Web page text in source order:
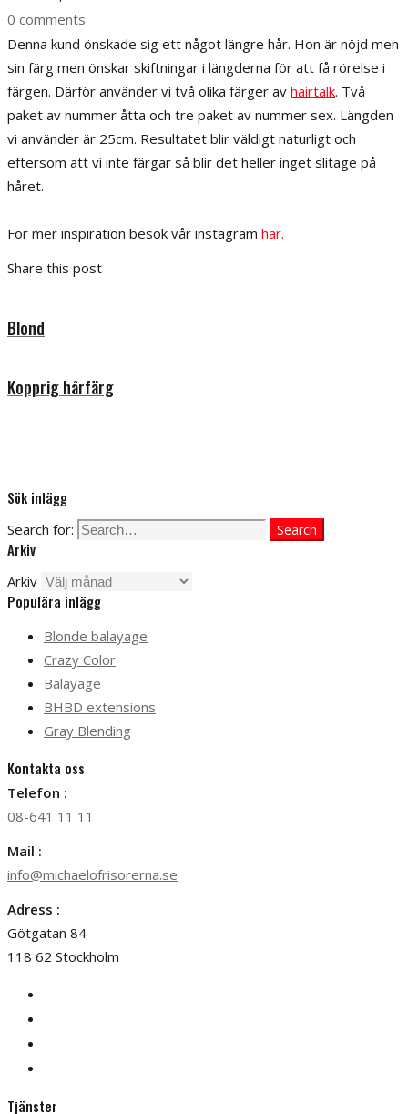
0 comments
Denna kund önskade sig ett något längre hår. Hon är nöjd men
sin färg men önskar skiftningar i längderna för att få rörelse i
färgen. Därför använder vi två olika färger av hairtalk. Två
paket av nummer åtta och tre paket av nummer sex. Längden
vi använder är 25cm. Resultatet blir väldigt naturligt och
eftersom att vi inte färgar så blir det heller inget slitage på
håret.
För mer inspiration besök vår instagram här.
Share this post
Blond
Kopprig hårfärg
Sök inlägg
Search for: Search
Arkiv
Arkiv
Populära inlägg
Blonde balayage
Crazy Color
Balayage
BHBD extensions
Gray Blending
Kontakta oss
Telefon :
08-641 11 11
Mail :
info@michaelofrisorerna.se
Adress :
Götgatan 84
118 62 Stockholm
Tjänster